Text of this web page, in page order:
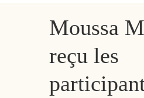
Moussa
reçu les